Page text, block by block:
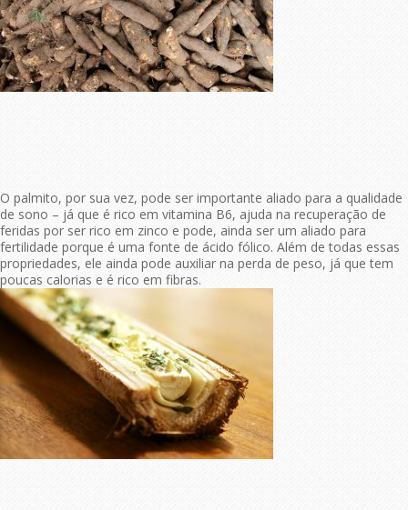
O palmito, por sua vez, pode ser importante aliado para a qualidade
de sono – já que é rico em vitamina B6, ajuda na recuperação de
feridas por ser rico em zinco e pode, ainda ser um aliado para
fertilidade porque é uma fonte de ácido fólico. Além de todas essas
propriedades, ele ainda pode auxiliar na perda de peso, já que tem
poucas calorias e é rico em fibras.